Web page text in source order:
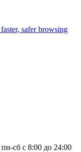
пн-сб с 8:00 до 24:00